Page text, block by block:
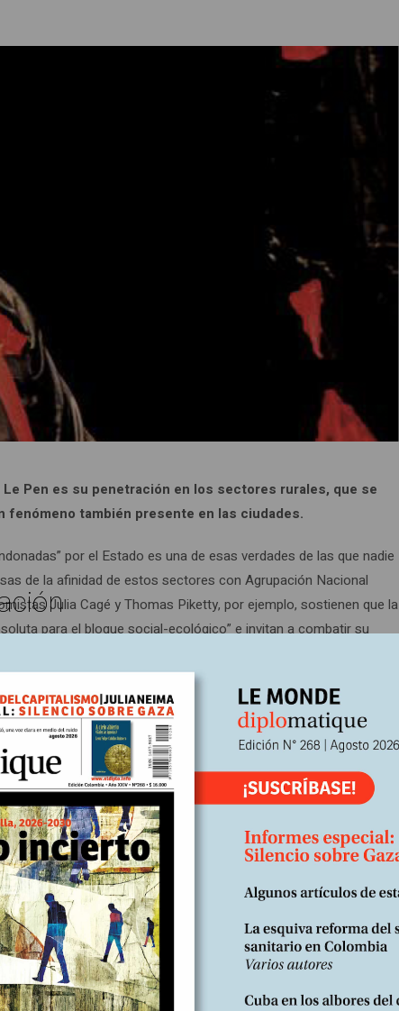
Pen es su penetración en los sectores rurales, que se
fenómeno también presente en las ciudades.
por el Estado es una de esas verdades de las que nadie
de la afinidad de estos sectores con Agrupación Nacional
Julia Cagé y Thomas Piketty, por ejemplo, sostienen que la
para el bloque social-ecológico” e invitan a combatir su